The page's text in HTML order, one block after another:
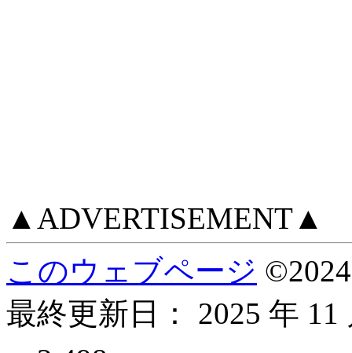
▲ADVERTISEMENT▲
このウェブページ ©2024
最終更新日： 2025 年 11